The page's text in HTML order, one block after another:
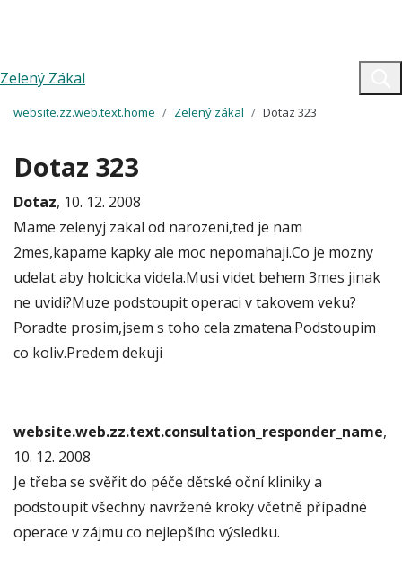
Zelený Zákal
website.zz.web.text.home Zelený zákal Dotaz 323
Dotaz 323
Dotaz, 10. 12. 2008
Mame zelenyj zakal od narozeni,ted je nam
2mes,kapame kapky ale moc nepomahaji.Co je mozny
udelat aby holcicka videla.Musi videt behem 3mes jinak
ne uvidi?Muze podstoupit operaci v takovem veku?
Poradte prosim,jsem s toho cela zmatena.Podstoupim
co koliv.Predem dekuji
website.web.zz.text.consultation_responder_name,
10. 12. 2008
Je třeba se svěřit do péče dětské oční kliniky a
podstoupit všechny navržené kroky včetně případné
operace v zájmu co nejlepšího výsledku.